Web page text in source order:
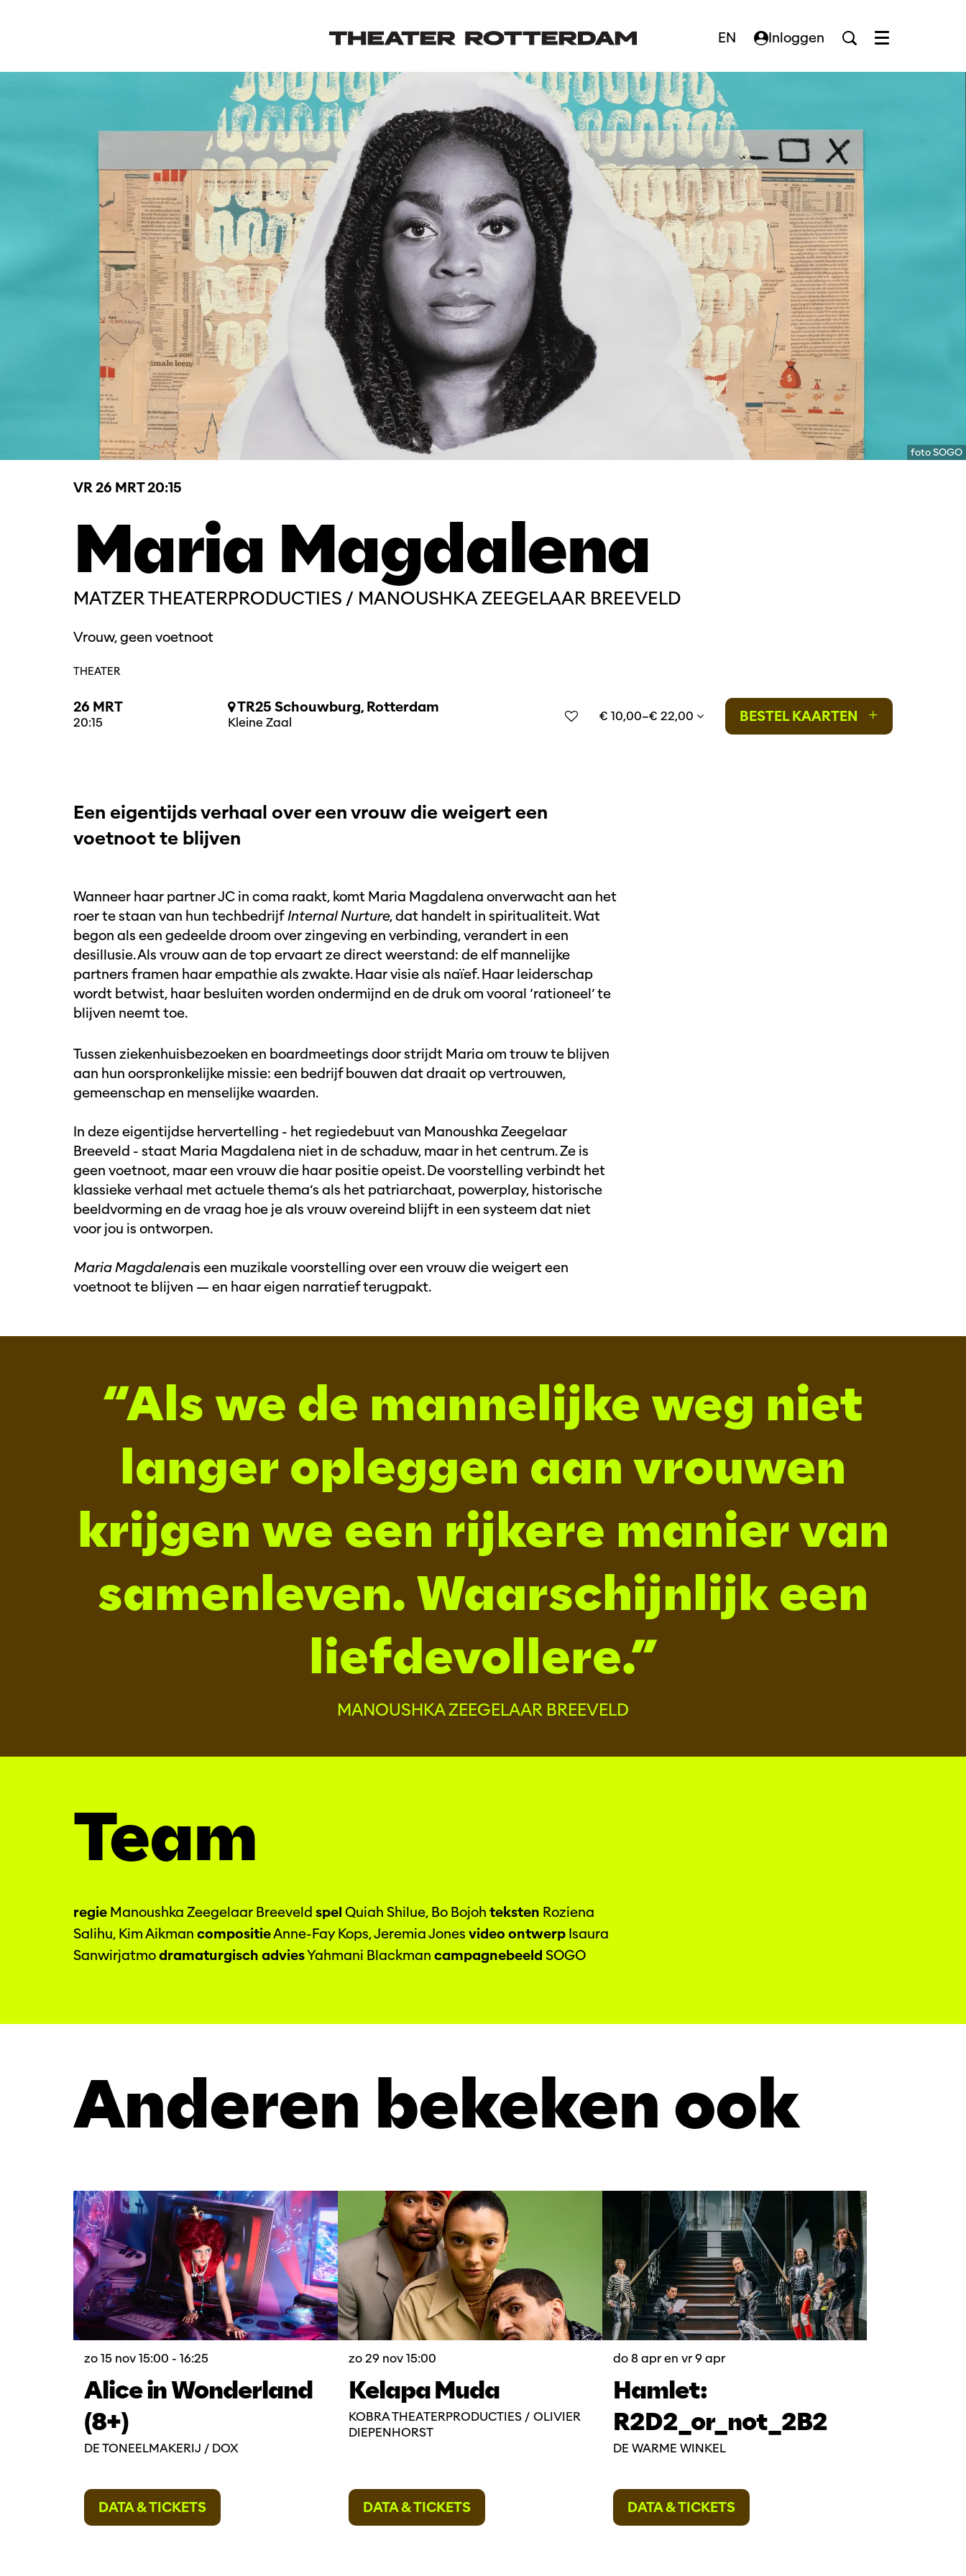
EN Inloggen Menu
foto SOGO
Maria Magdalena
MATZER THEATERPRODUCTIES / MANOUSHKA ZEEGELAAR BREEVELD
VR 26 MRT20:15
Vrouw, geen voetnoot
THEATER
26 MRT
20:15
TR25 Schouwburg, Rotterdam
Kleine Zaal € 10,00–€ 22,00 BESTEL KAARTEN +
Een eigentijds verhaal over een vrouw die weigert een
voetnoot te blijven
Wanneer haar partner JC in coma raakt, komt Maria Magdalena onverwacht aan het
roer te staan van hun techbedrijfInternal Nurture, dat handelt in spiritualiteit. Wat
begon als een gedeelde droom over zingeving en verbinding, verandert in een
desillusie. Als vrouw aan de top ervaart ze direct weerstand: de elf mannelijke
partners framen haar empathie als zwakte. Haar visie als naïef. Haar leiderschap
wordt betwist, haar besluiten worden ondermijnd en de druk om vooral ‘rationeel’ te
blijven neemt toe.
Tussen ziekenhuisbezoeken en boardmeetings door strijdt Maria om trouw te blijven
aan hun oorspronkelijke missie: een bedrijf bouwen dat draait op vertrouwen,
gemeenschap en menselijke waarden.
In deze eigentijdse hervertelling - het regiedebuut van Manoushka Zeegelaar
Breeveld - staat Maria Magdalena niet in de schaduw, maar in het centrum. Ze is
geen voetnoot, maar een vrouw die haar positie opeist. De voorstelling verbindt het
klassieke verhaal met actuele thema’s als het patriarchaat, powerplay, historische
beeldvorming en de vraag hoe je als vrouw overeind blijft in een systeem dat niet
voor jou is ontworpen.
Maria Magdalenais een muzikale voorstelling over een vrouw die weigert een
voetnoot te blijven — en haar eigen narratief terugpakt.
Als we de mannelijke weg niet
langer opleggen aan vrouwen
krijgen we een rijkere manier van
samenleven. Waarschijnlijk een
liefdevollere.
MANOUSHKA ZEEGELAAR BREEVELD
Team
regie Manoushka Zeegelaar Breeveld spel Quiah Shilue, Bo Bojoh teksten Roziena
Salihu, Kim Aikman compositieAnne-Fay Kops, Jeremia Jones video ontwerp Isaura
Sanwirjatmodramaturgisch adviesYahmani Blackman campagnebeeld SOGO
Anderen bekeken ook
Alice in Wonderland
(8+)
DE TONEELMAKERIJ / DOX
zo 15 nov15:00 - 16:25
DATA & TICKETS
Kelapa Muda
KOBRA THEATERPRODUCTIES / OLIVIER
DIEPENHORST
zo 29 nov15:00
DATA & TICKETS
Hamlet:
R2D2_or_not_2B2
DE WARME WINKEL
do 8 apren vr 9 apr
DATA & TICKETS